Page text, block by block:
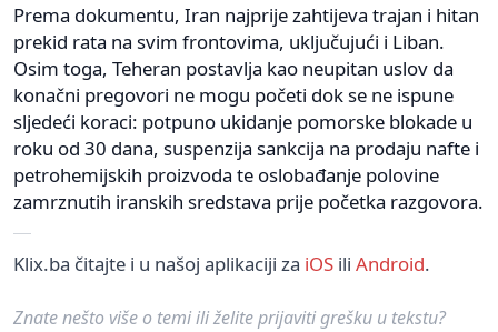
Prema dokumentu, Iran najprije zahtijeva trajan i hitan
prekid rata na svim frontovima, uključujući i Liban.
Osim toga, Teheran postavlja kao neupitan uslov da
konačni pregovori ne mogu početi dok se ne ispune
sljedeći koraci: potpuno ukidanje pomorske blokade u
roku od 30 dana, suspenzija sankcija na prodaju nafte i
petrohemijskih proizvoda te oslobađanje polovine
zamrznutih iranskih sredstava prije početka razgovora.
Klix.ba čitajte i u našoj aplikaciji za iOS ili Android.
Znate nešto više o temi ili želite prijaviti grešku u tekstu?